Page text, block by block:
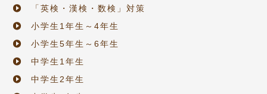
「英検・漢検・数検」対策
小学生1年生～4年生
小学生5年生～6年生
中学生1年生
中学生2年生